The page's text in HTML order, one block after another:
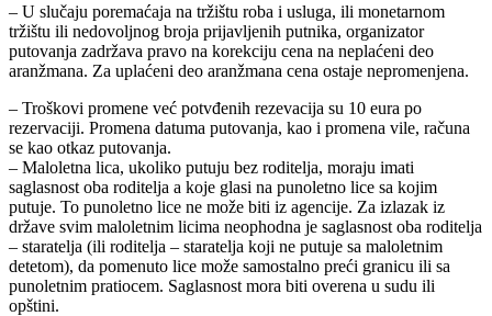
– U slučaju poremaćaja na tržištu roba i usluga, ili monetarnom
tržištu ili nedovoljnog broja prijavljenih putnika, organizator
putovanja zadržava pravo na korekciju cena na neplaćeni deo
aranžmana. Za uplaćeni deo aranžmana cena ostaje nepromenjena.
– Troškovi promene već potvđenih rezevacija su 10 eura po
rezervaciji. Promena datuma putovanja, kao i promena vile, računa
se kao otkaz putovanja.
– Maloletna lica, ukoliko putuju bez roditelja, moraju imati
saglasnost oba roditelja a koje glasi na punoletno lice sa kojim
putuje. To punoletno lice ne može biti iz agencije. Za izlazak iz
države svim maloletnim licima neophodna je saglasnost oba roditelja
– staratelja (ili roditelja – staratelja koji ne putuje sa maloletnim
detetom), da pomenuto lice može samostalno preći granicu ili sa
punoletnim pratiocem. Saglasnost mora biti overena u sudu ili
opštini.